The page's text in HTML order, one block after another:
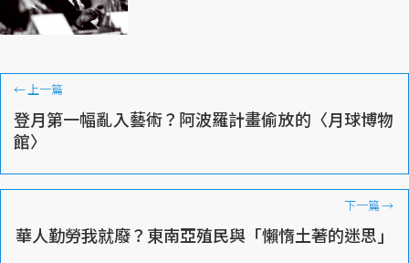
←上一篇
登月第一幅亂入藝術？阿波羅計畫偷放的〈月球博物
館〉
下一篇→
華人勤勞我就廢？東南亞殖民與「懶惰土著的迷思」